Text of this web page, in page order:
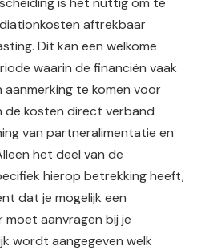
aftrekbaar
Dit kan een welkome
waarin de financiën vaak
aanmerking te komen voor
kosten direct verband
van partneralimentatie en
het deel van de
hierop betrekking heeft,
dat je mogelijk een
aanvragen bij je
wordt aangegeven welk